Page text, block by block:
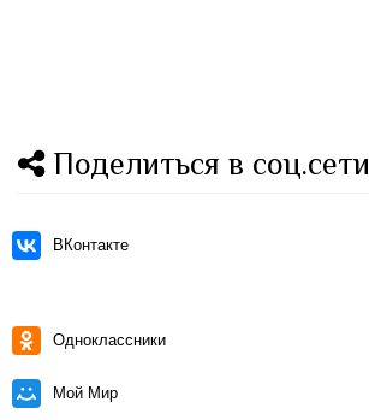
Поделиться в соц.сети
ВКонтакте
Одноклассники
Мой Мир